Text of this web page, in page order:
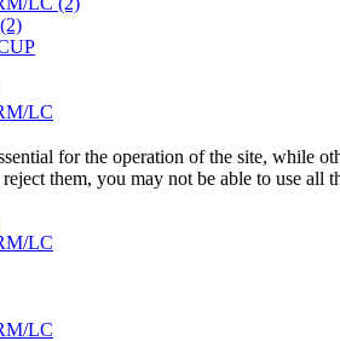
LC
LC
LC
for the operation of the site, while
them, you may not be able to use all